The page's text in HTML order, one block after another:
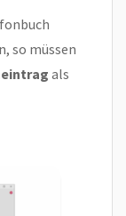
so müssen
als